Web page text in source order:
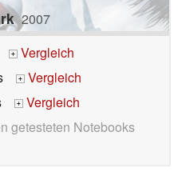
2007
+
Vergleich
+
Vergleich
+
Vergleich
getesteten Notebooks